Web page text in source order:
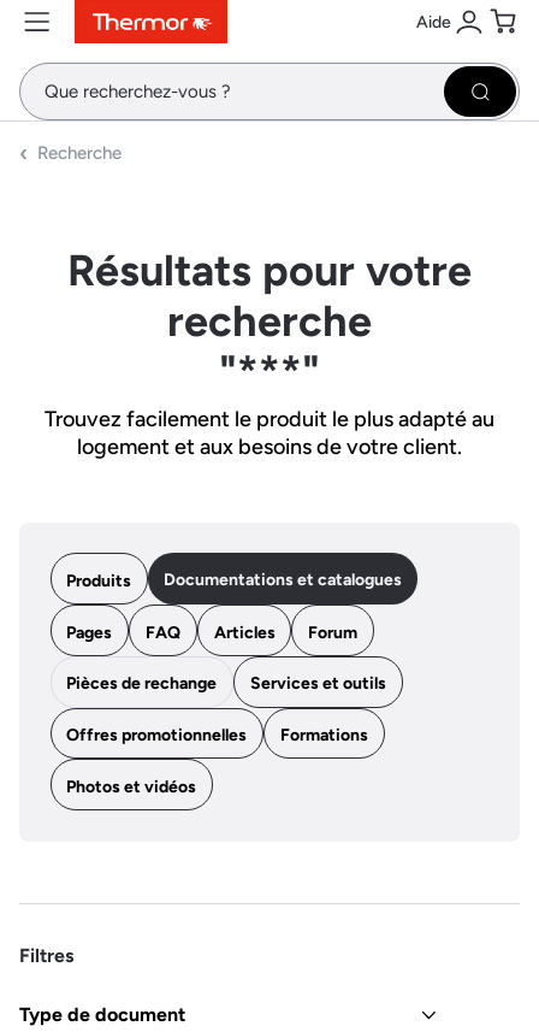
ContenuMenuRecherche Aide
Se
Recherche
Résultats pour votre
recherche
"***"
Trouvez facilement le produit le plus adapté au
logement et aux besoins de votre client.
Produits Documentations et catalogues
Pages FAQ Articles Forum
Pièces de rechange Services et outils
Offres promotionnelles Formations
Photos et vidéos
Filtres
Type de document